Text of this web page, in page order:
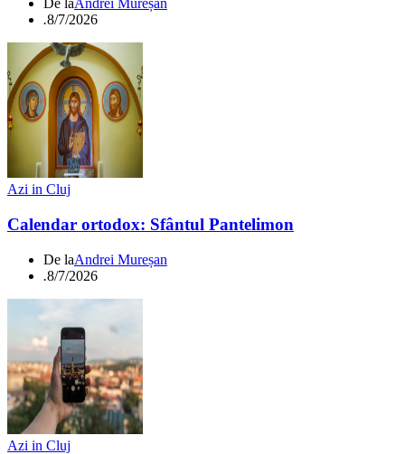
De laAndrei Mureșan
.8/7/2026
Azi in Cluj
Calendar ortodox: Sfântul Pantelimon
De laAndrei Mureșan
.8/7/2026
Azi in Cluj